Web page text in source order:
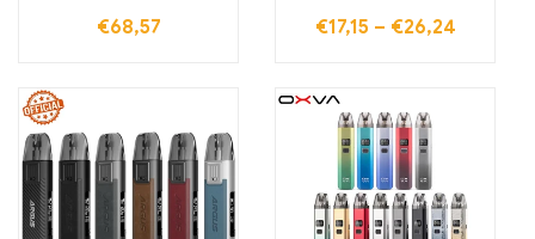
€68,57
επαναφορτιζόμενη
€17,15 – €26,24